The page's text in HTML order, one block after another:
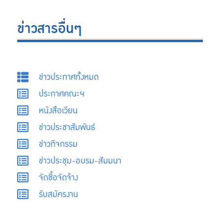
ข่าวสารอื่นๆ
ข่าวประกาศทั้งหมด
ประกาศคณะฯ
หนังสือเวียน
ข่าวประชาสัมพันธ์
ข่าวกิจกรรม
ข่าวประชุม-อบรม-สัมมนา
จัดซื้อจัดจ้าง
รับสมัครงาน